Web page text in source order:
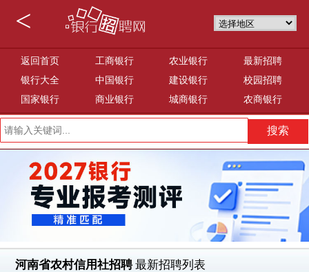
<
返回首页 工商银行 农业银行
最新招聘
银行大全
中国银行 建设银行
校园招聘
国家银行
商业银行 城商银行 农商银行
河南省农村信用社招聘最新招聘列表